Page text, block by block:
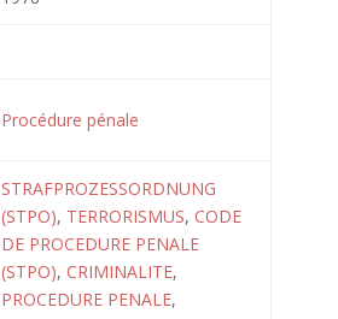
Procédure pénale
STRAFPROZESSORDNUNG
(STPO), TERRORISMUS, CODE
DE PROCEDURE PENALE
(STPO), CRIMINALITE,
PROCEDURE PENALE,